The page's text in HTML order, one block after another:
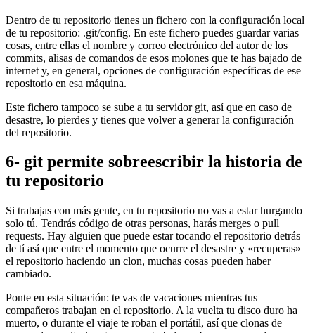
Dentro de tu repositorio tienes un fichero con la configuración local
de tu repositorio: .git/config. En este fichero puedes guardar varias
cosas, entre ellas el nombre y correo electrónico del autor de los
commits, alisas de comandos de esos molones que te has bajado de
internet y, en general, opciones de configuración específicas de ese
repositorio en esa máquina.
Este fichero tampoco se sube a tu servidor git, así que en caso de
desastre, lo pierdes y tienes que volver a generar la configuración
del repositorio.
6- git permite sobreescribir la historia de
tu repositorio
Si trabajas con más gente, en tu repositorio no vas a estar hurgando
solo tú. Tendrás código de otras personas, harás merges o pull
requests. Hay alguien que puede estar tocando el repositorio detrás
de tí así que entre el momento que ocurre el desastre y «recuperas»
el repositorio haciendo un clon, muchas cosas pueden haber
cambiado.
Ponte en esta situación: te vas de vacaciones mientras tus
compañeros trabajan en el repositorio. A la vuelta tu disco duro ha
muerto, o durante el viaje te roban el portátil, así que clonas de